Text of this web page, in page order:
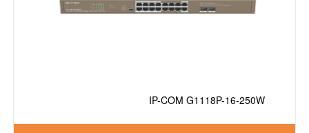
IP-COM G1118P-16-250W